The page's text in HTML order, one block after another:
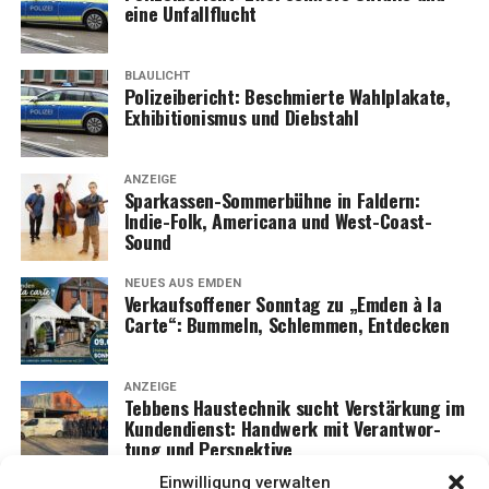
Einwilligung verwalten
eine Unfallflucht
BLAULICHT
Poli­zei­be­richt: Beschmier­te Wahl­pla­ka­te,
Exhi­bi­tio­nis­mus und Diebstahl
ANZEIGE
Spar­kas­sen-Som­mer­büh­ne in Fald­ern:
Indie-Folk, Ame­ri­ca­na und West-Coast-
Sound
NEUES AUS EMDEN
Ver­kaufs­of­fe­ner Sonn­tag zu „Emden à la
Car­te“: Bum­meln, Schlem­men, Entdecken
ANZEIGE
Teb­bens Haus­tech­nik sucht Ver­stär­kung im
Kun­den­dienst: Hand­werk mit Ver­ant­wor­
tung und Perspektive